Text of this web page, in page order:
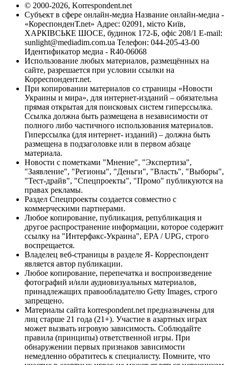
© 2000-2026, Korrespondent.net
Субъект в сфере онлайн-медиа Название онлайн-медиа -
«КореспонденТ.net» Адрес: 02091, місто Київ,
ХАРКІВСЬКЕ ШОСЕ, будинок 172-Б, офіс 208/1 E-mail:
sunlight@mediadim.com.ua Телефон: 044-205-43-00
Идентификатор медиа - R40-06068
Использование любых материалов, размещённых на
сайте, разрешается при условии ссылки на
Корреспондент.net.
При копировании материалов со страницы «Новости
Украины и мира», для интернет-изданий – обязательна
прямая открытая для поисковых систем гиперссылка.
Ссылка должна быть размещена в независимости от
полного либо частичного использования материалов.
Гиперссылка (для интернет- изданий) – должна быть
размещена в подзаголовке или в первом абзаце
материала.
Новости с пометками "Мнение", "Экспертиза",
"Заявление", "Регионы", "Деньги", "Власть", "Выборы",
"Тест-драйв", "Спецпроекты", "Промо" публикуются на
правах рекламы.
Раздел Спецпроекты создается совместно с
коммерческими партнерами.
Любое копирование, публикация, републикация и
другое распространение информации, которое содержит
ссылку на "Интерфакс-Украина", EPA / UPG, строго
воспрещается.
Владелец веб-страницы в разделе Я- Корреспондент
является автор публикации.
Любое копирование, перепечатка и воспроизведение
фотографий и/или аудиовизуальных материалов,
принадлежащих правообладателю Getty Images, строго
запрещено.
Материалы сайта korrespondent.net предназначены для
лиц старше 21 года (21+). Участие в азартных играх
может вызвать игровую зависимость. Соблюдайте
правила (принципы) ответственной игры. При
обнаружении первых признаков зависимости
немедленно обратитесь к специалисту. Помните, что